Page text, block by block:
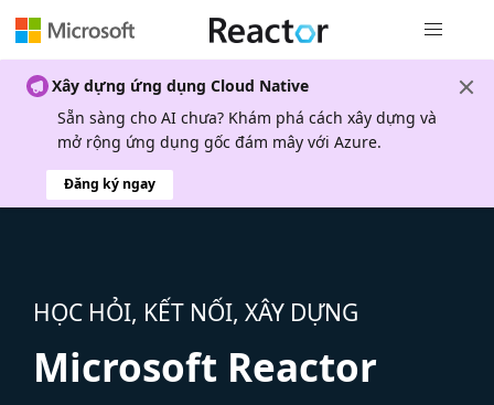
Xây dựng ứng dụng Cloud Native
Sẵn sàng cho AI chưa? Khám phá cách xây dựng và
mở rộng ứng dụng gốc đám mây với Azure.
Đăng ký ngay
HỌC HỎI, KẾT NỐI, XÂY DỰNG
Microsoft Reactor